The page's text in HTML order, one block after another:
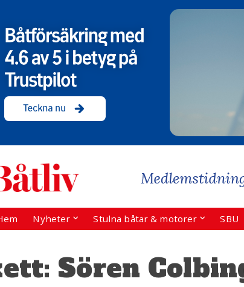
Nyheter Stulna båtar & motorer SBU
Sören